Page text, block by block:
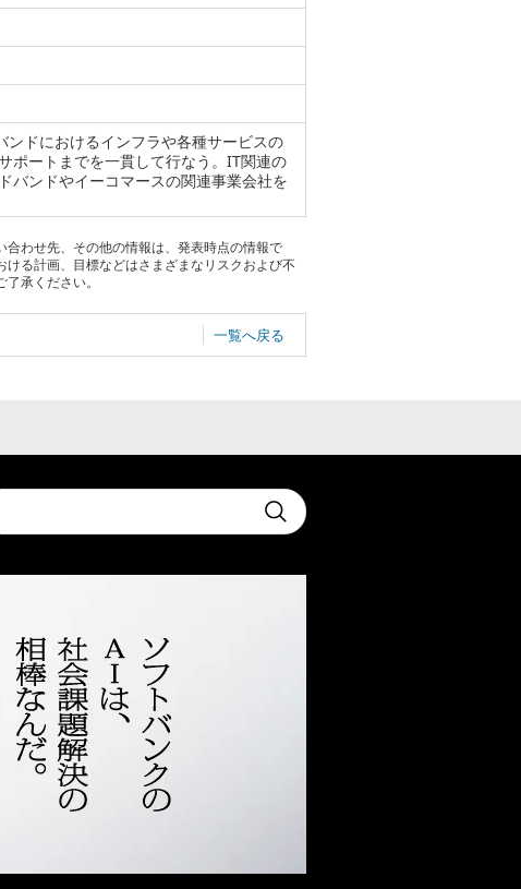
ンドにおけるインフラや各種サービスの
ポートまでを一貫して行なう。IT関連の
バンドやイーコマースの関連事業会社を
わせ先、その他の情報は、発表時点の情報で
る計画、目標などはさまざまなリスクおよび不
承ください。
一覧へ戻る
Submit